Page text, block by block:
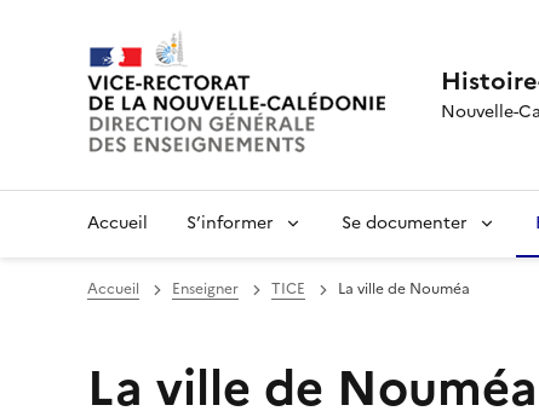
Nouvelle-
Accueil S’informer Se documenter
Accueil Enseigner TICE La ville de Nouméa
La ville de Nouméa